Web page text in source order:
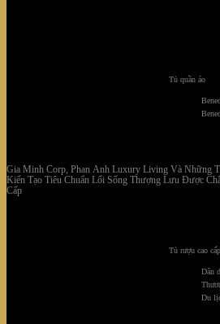
Tủ quần áo
Tủ rượu cao cấp
Dân
Du
Gia Minh Corp, Phan Anh Luxury Living Và Những
Kiến Tạo Tiêu Chuẩn Lối Sống Thượng Lưu Được
Cấp